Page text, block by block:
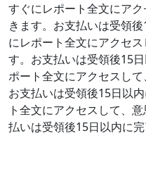
すぐにレポート全文にア
きます。お支払いは受領後
にレポート全文にアクセ
す。お支払いは受領後15日
ポート全文にアクセスして
お支払いは受領後15日以内
ト全文にアクセスして、
払いは受領後15日以内に完